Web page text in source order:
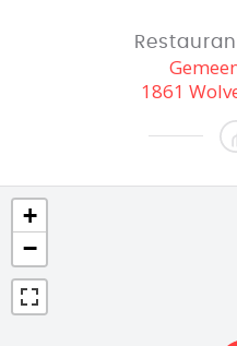
1861
+
−